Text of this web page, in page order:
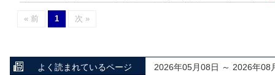
« 前 1 次 »
よく読まれているページ 2026年05月08日 ～ 2026年08